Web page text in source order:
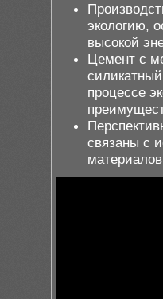
экологию,
высокой
Цемент с
процессе
связаны с